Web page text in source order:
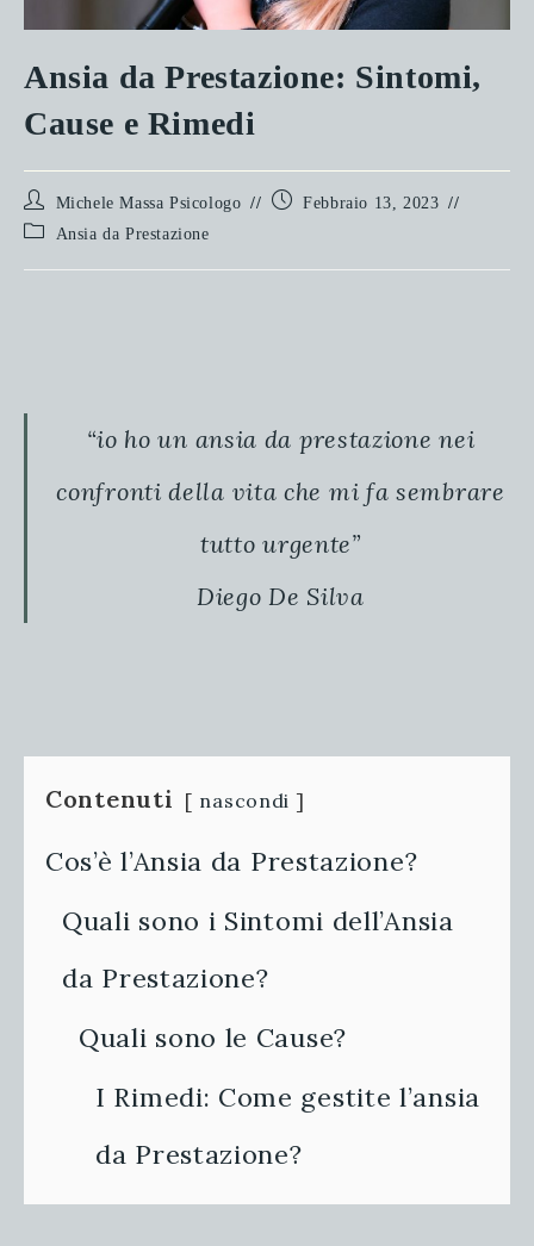
Ansia da Prestazione: Sintomi,
Cause e Rimedi
Autore
dell'articolo:
Michele Massa Psicologo
ArticoloFebbraio 13, 2023
CategoriaAnsia da Prestazione
“io ho un ansia da prestazione nei
confronti della vita che mi fa sembrare
tutto urgente”
Diego De Silva
Contenuti nascondi
Cos’è l’Ansia da Prestazione?
Quali sono i Sintomi dell’Ansia
da Prestazione?
Quali sono le Cause?
I Rimedi: Come gestite l’ansia
da Prestazione?